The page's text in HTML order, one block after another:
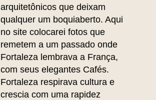
arquitetônicos que deixam
qualquer um boquiaberto. Aqui
no site colocarei fotos que
remetem a um passado onde
Fortaleza lembrava a França,
com seus elegantes Cafés.
Fortaleza respirava cultura e
crescia com uma rapidez